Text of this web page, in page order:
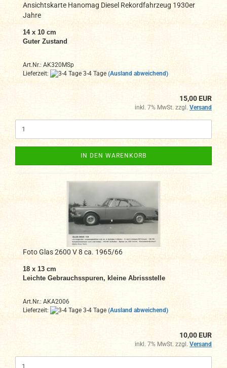
Ansichtskarte Hanomag Diesel Rekordfahrzeug 1930er
Jahre
14 x 10 cm
Guter Zustand
Art.Nr.: AK320MSp
Lieferzeit:
3-4 Tage (Ausland abweichend)
15,00 EUR
inkl. 7% MwSt. zzgl. Versand
IN DEN WARENKORB
Foto Glas 2600 V 8 ca. 1965/66
18 x 13 cm
Leichte Gebrauchsspuren, kleine Abrissstelle
Art.Nr.: AKA2006
Lieferzeit:
3-4 Tage (Ausland abweichend)
10,00 EUR
inkl. 7% MwSt. zzgl. Versand